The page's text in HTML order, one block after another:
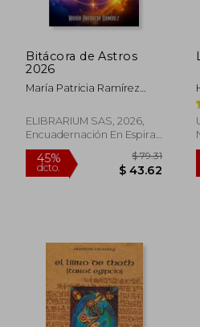
45%
dcto. $ 23.07
Bitácora de Astros
2026
María Patricia Ramírez
ELIBRARIUM SAS, 2026,
Encuadernación En Espiral,
Nuevo